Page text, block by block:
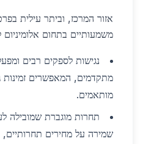
אזור המרכז, וביתר עילית
משמעותיים בתחום אלומיניום
נגישות לספקים רבים
מתקדמים, המאפשרים זמינות
מותאמים.
תחרות מוגברת שמובילה